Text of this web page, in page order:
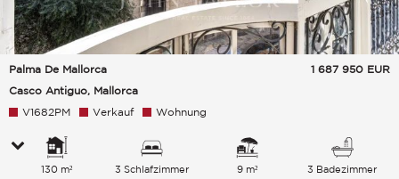
Palma De Mallorca
Casco Antiguo, Mallorca
1 687 950 EUR
V1682PM Verkauf Wohnung
130 m² 3 Schlafzimmer 9 m² 3 Badezimmer